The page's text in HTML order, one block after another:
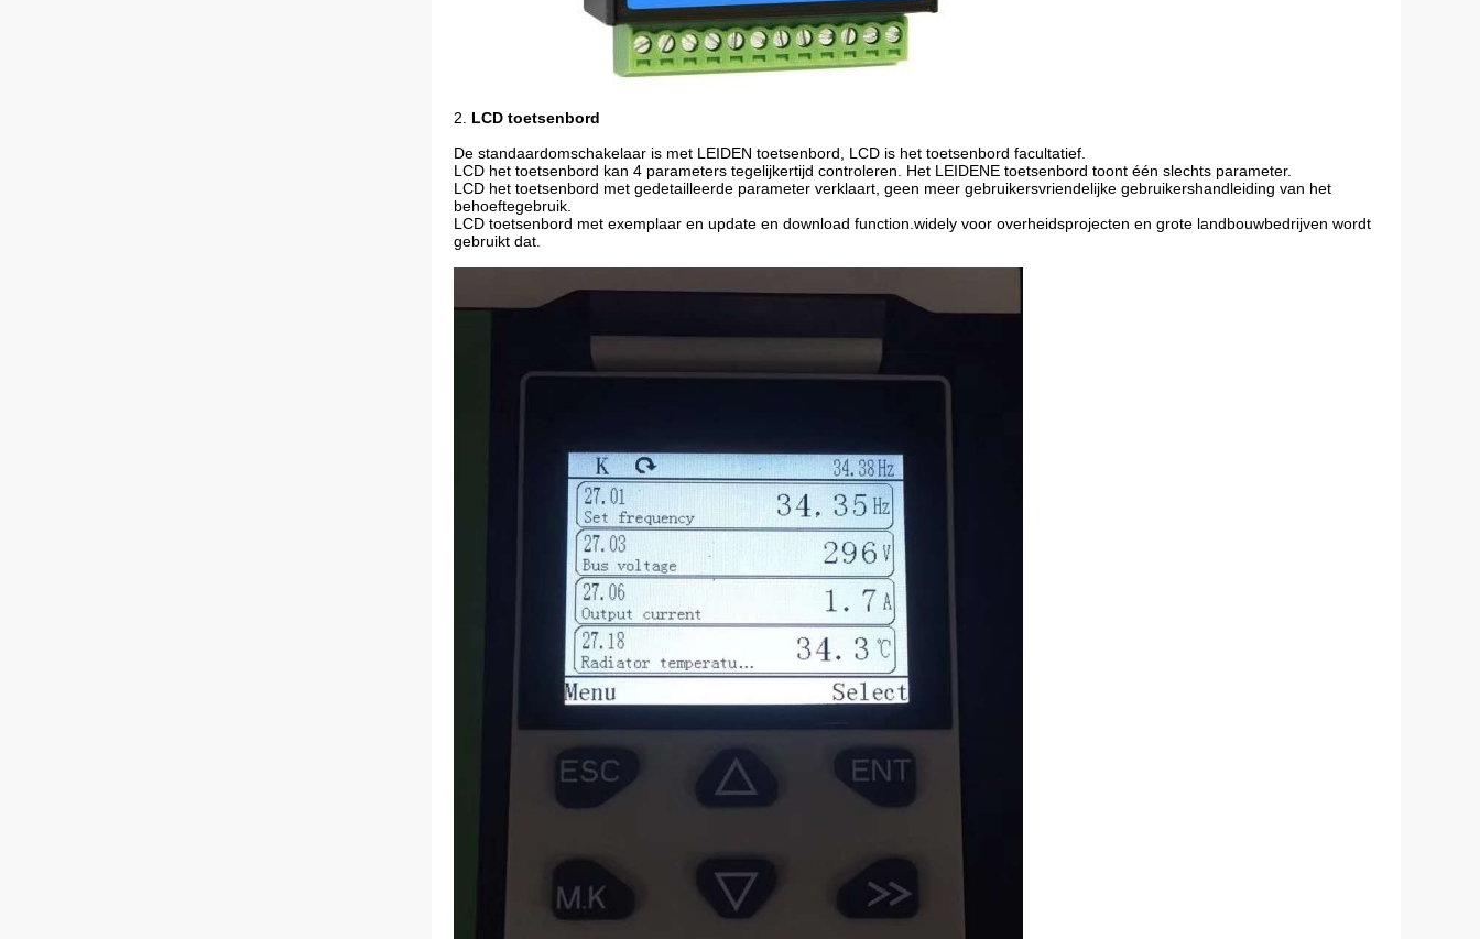
2. LCD toetsenbord
De standaardomschakelaar is met LEIDEN toetsenbord, LCD is het toetsenbord facultatief.
LCD het toetsenbord kan 4 parameters tegelijkertijd controleren. Het LEIDENE toetsenbord toont één slechts parameter.
LCD het toetsenbord met gedetailleerde parameter verklaart, geen meer gebruikersvriendelijke gebruikershandleiding van het
behoeftegebruik.
LCD toetsenbord met exemplaar en update en download function.widely voor overheidsprojecten en grote landbouwbedrijven wordt
gebruikt dat.